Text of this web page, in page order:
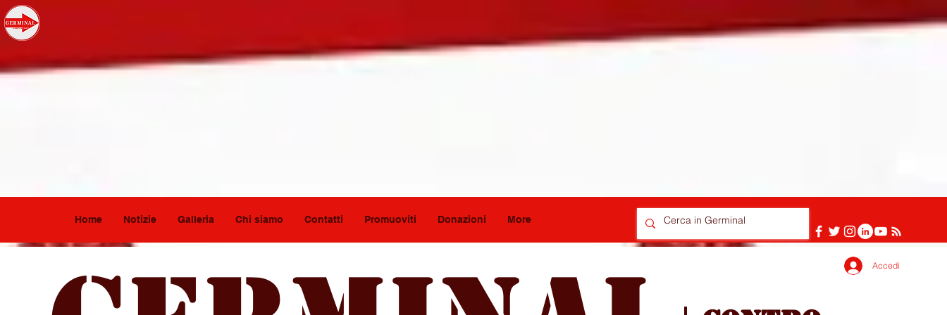
Home Notizie Galleria Chi siamo Contatti Promuoviti Donazioni More
Accedi